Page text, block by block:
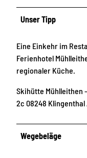
Unser Tipp
Eine Einkehr im
Ferienhotel
regionaler Küche.
Skihütte Mühlleithen
2c 08248 Klingenthal
Wegebeläge